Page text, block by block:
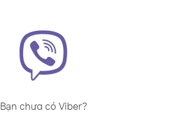
Bạn chưa có Viber?